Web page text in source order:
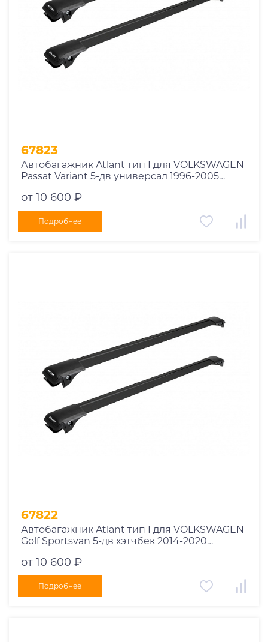
67823
Автобагажник Atlant тип I для VOLKSWAGEN
Passat Variant 5-дв универсал 1996-2005
10002+11118+11118
от 10 600 ₽
Подробнее
67822
Автобагажник Atlant тип I для VOLKSWAGEN
Golf Sportsvan 5-дв хэтчбек 2014-2020
10002+11114+11118
от 10 600 ₽
Подробнее